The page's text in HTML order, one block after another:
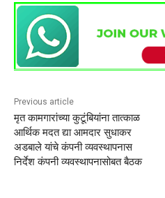
Previous article
मृत कामगारांच्या कुटूंबियांना तात्‍काळ
आर्थिक मदत द्या आमदार सुधाकर
अडबाले यांचे कंपनी व्‍यवस्‍थापनास
निर्देश कंपनी व्‍यवस्‍थापनासोबत बैठक